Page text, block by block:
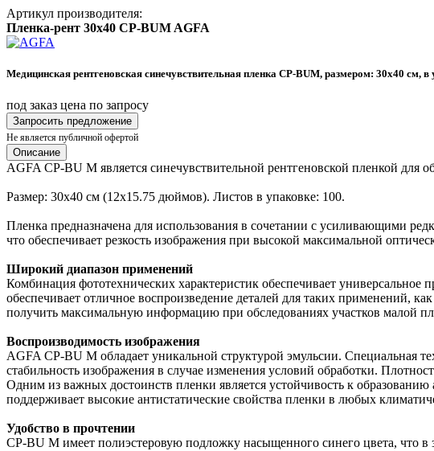
Артикул производителя:
Пленка-рент 30x40 CP-BUM AGFA
Медицинская рентгеновская синечувствительная пленка CP-BUM, размером: 30х40 см, в
под заказ цена по запросу
Запросить предложение
Не является публичной офертой
Описание
AGFA CP-BU M является синечувствительной рентгеновской пленкой для
Размер: 30x40 см (12x15.75 дюймов). Листов в упаковке: 100.
Пленка предназначена для использования в сочетании с усиливающими
что обеспечивает резкость изображения при высокой максимальной
Широкий диапазон применений
Комбинация фототехнических характеристик обеспечивает
обеспечивает отличное воспроизведение деталей для таких применений,
получить максимальную информацию при обследованиях участков малой
Воспроизводимость изображения
AGFA CP-BU M обладает уникальной структурой эмульсии. Специальная
стабильность изображения в случае изменения условий обработки.
Одним из важных достоинств пленки является устойчивость к
поддерживает высокие антистатические свойства пленки в любых
Удобство в прочтении
CP-BU M имеет полиэстеровую подложку насыщенного синего цвета, что в